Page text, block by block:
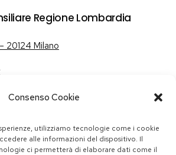
Consenso Cookie
utilizziamo tecnologie come i cookie
alle informazioni del dispositivo. Il
ci permetterà di elaborare dati come il
Regione Lombardia
20124 Milano
|Politica sui cookie